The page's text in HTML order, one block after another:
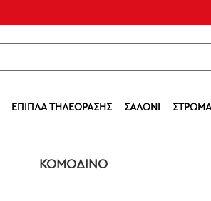
ΈΠΙΠΛΑ ΤΗΛΕΌΡΑΣΗΣ ΣΑΛΌΝΙ
ΚΟΜΟΔΊΝΟ